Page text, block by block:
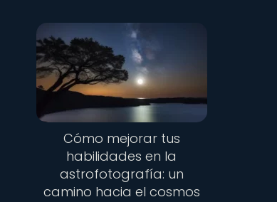
Cómo mejorar tus
habilidades en la
astrofotografía: un
camino hacia el cosmos